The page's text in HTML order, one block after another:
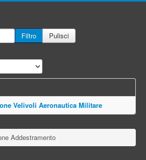
Filtro
Pulisci
Velivoli Aeronautica Militare
Addestramento